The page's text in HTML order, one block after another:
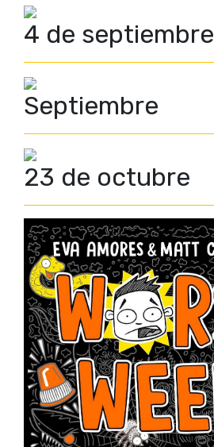
4 de septiembre
Septiembre
23 de octubre